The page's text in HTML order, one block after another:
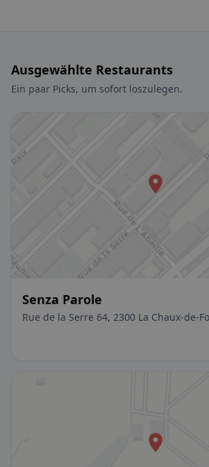
Ausgewählte Restaurants
Ein paar Picks, um sofort loszulegen.
Senza Parole
Rue de la Serre 64, 2300 La Chaux-de-